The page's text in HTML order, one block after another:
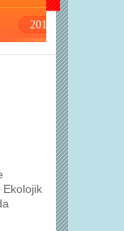
2012
Ekolojik